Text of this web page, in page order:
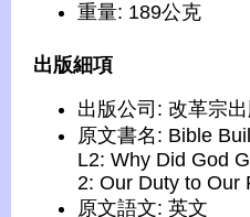
重量: 189公克
出版細項
出版公司: 改革宗
原文書名: Bible
L2: Why Did God
2: Our Duty to Our
原文語文: 英文